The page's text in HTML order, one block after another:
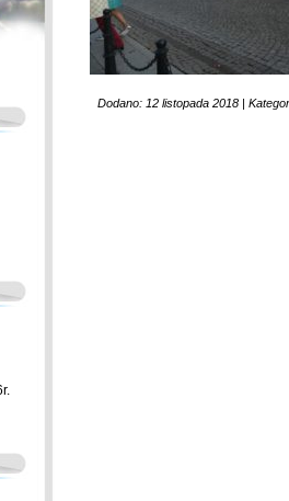
Dodano: 12 listopada 2018 |